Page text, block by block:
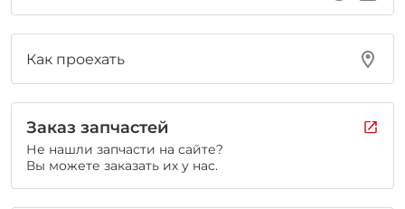
Как проехать
Заказ запчастей
Не нашли запчасти на сайте?
Вы можете заказать их у нас.